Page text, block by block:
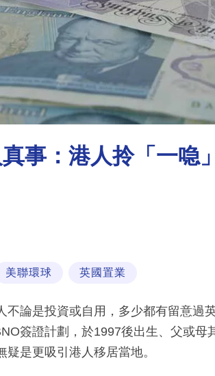
事：港人拎「一喼
美聯環球 英國置業
不論是投資或自用，多少都有留意過
簽證計劃，於1997後出生、父或母
是更吸引港人移居當地。